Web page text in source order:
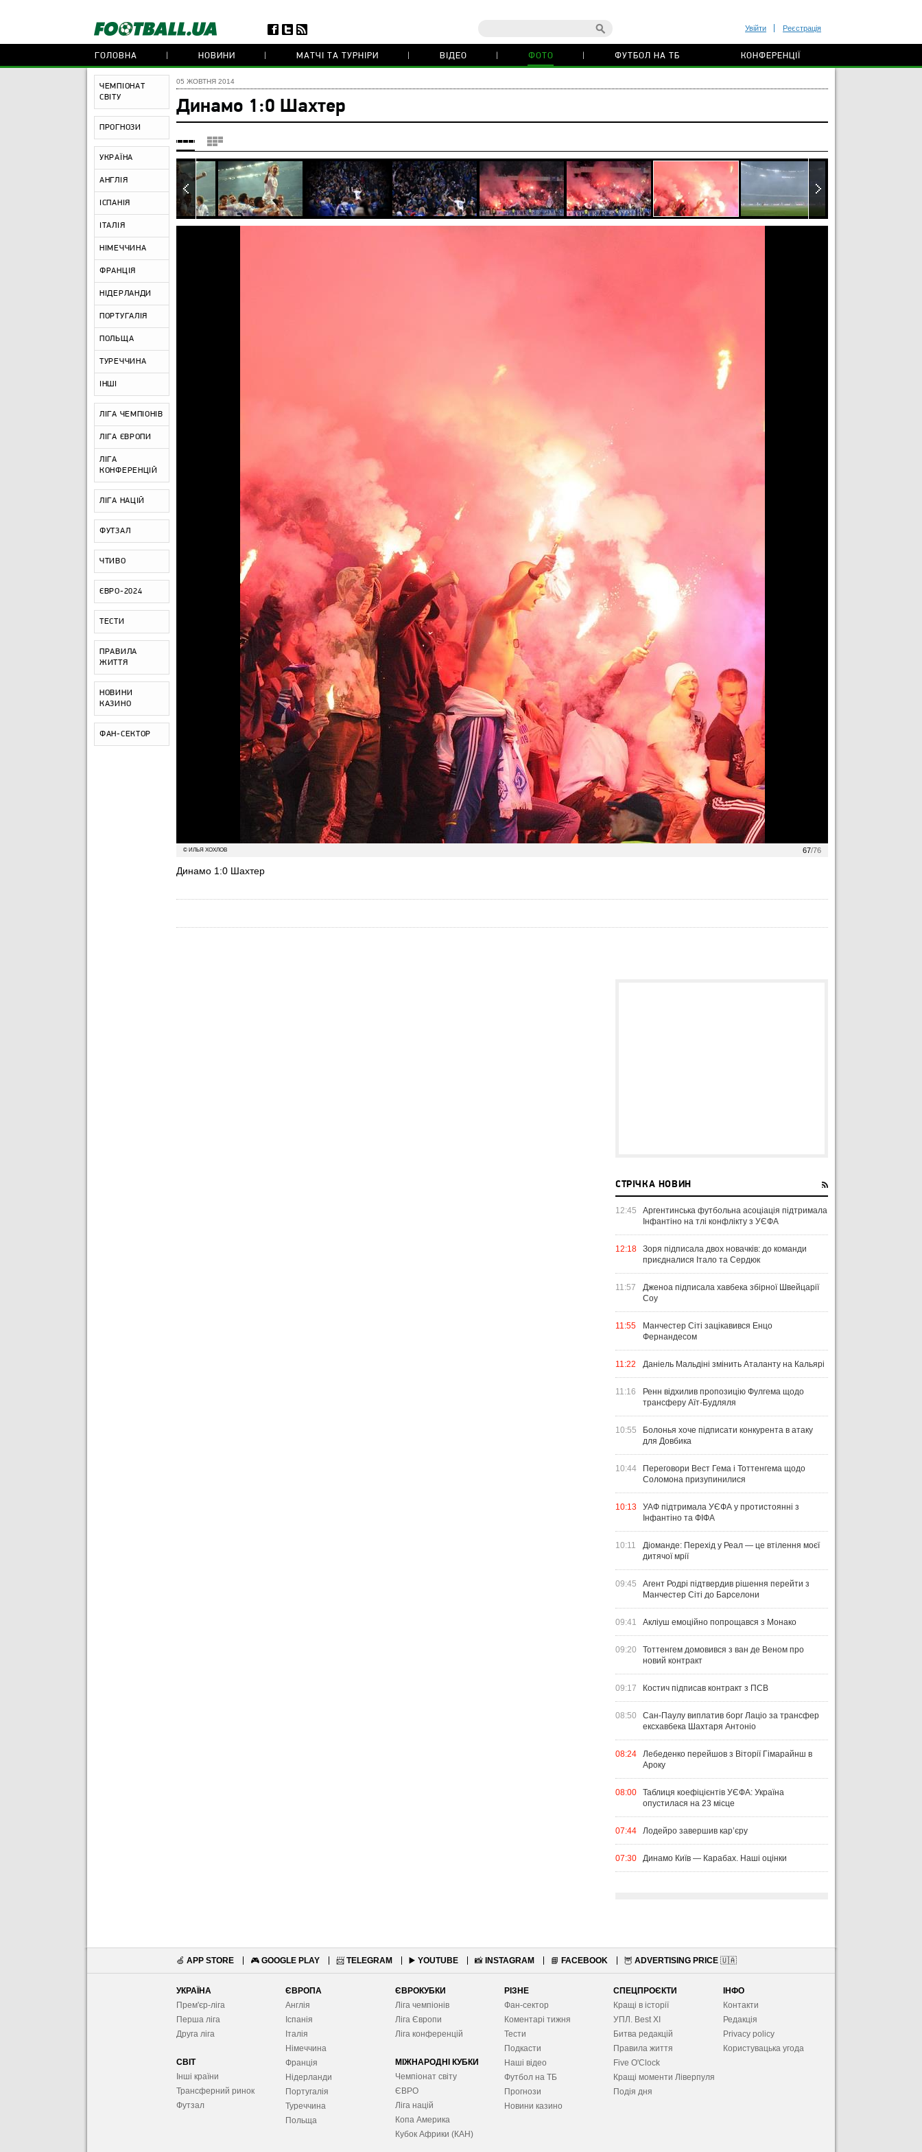
Увійти Реєстрація
ГОЛОВНА НОВИНИ МАТЧІ ТА ТУРНІРИ ВІДЕО ФОТО ФУТБОЛ НА ТБ КОНФЕРЕНЦІЇ
ЧЕМПІОНАТ
СВІТУ
ПРОГНОЗИ
УКРАЇНА
АНГЛІЯ
ІСПАНІЯ
ІТАЛІЯ
НІМЕЧЧИНА
ФРАНЦІЯ
НІДЕРЛАНДИ
ПОРТУГАЛІЯ
ПОЛЬЩА
ТУРЕЧЧИНА
ІНШІ
ЛІГА ЧЕМПІОНІВ
ЛІГА ЄВРОПИ
ЛІГА
КОНФЕРЕНЦІЙ
ЛІГА НАЦІЙ
ФУТЗАЛ
ЧТИВО
ЄВРО-2024
ТЕСТИ
ПРАВИЛА
ЖИТТЯ
НОВИНИ
КАЗИНО
ФАН-СЕКТОР
05 ЖОВТНЯ 2014
Динамо 1:0 Шахтер
67/76
© ИЛЬЯ ХОХЛОВ
Динамо 1:0 Шахтер
СТРІЧКА НОВИН
12:45
Аргентинська футбольна асоціація підтримала
Інфантіно на тлі конфлікту з УЄФА
12:18
Зоря підписала двох новачків: до команди
приєдналися Італо та Сердюк
11:57
Дженоа підписала хавбека збірної Швейцарії
Соу
11:55
Манчестер Сіті зацікавився Енцо
Фернандесом
11:22 Даніель Мальдіні змінить Аталанту на Кальярі
11:16
Ренн відхилив пропозицію Фулгема щодо
трансферу Аїт-Будляля
10:55
Болонья хоче підписати конкурента в атаку
для Довбика
10:44
Переговори Вест Гема і Тоттенгема щодо
Соломона призупинилися
10:13
УАФ підтримала УЄФА у протистоянні з
Інфантіно та ФІФА
10:11
Діоманде: Перехід у Реал — це втілення моєї
дитячої мрії
09:45
Агент Родрі підтвердив рішення перейти з
Манчестер Сіті до Барселони
09:41 Акліуш емоційно попрощався з Монако
09:20
Тоттенгем домовився з ван де Веном про
новий контракт
09:17 Костич підписав контракт з ПСВ
08:50
Сан-Паулу виплатив борг Лаціо за трансфер
ексхавбека Шахтаря Антоніо
08:24
Лебеденко перейшов з Віторії Гімарайнш в
Ароку
08:00
Таблиця коефіцієнтів УЄФА: Україна
опустилася на 23 місце
07:44 Лодейро завершив кар’єру
07:30 Динамо Київ — Карабах. Наші оцінки
🍏 APP STORE 🎮 GOOGLE PLAY 📨 TELEGRAM ▶️ YOUTUBE 📸 INSTAGRAM 📘 FACEBOOK 🦉 ADVERTISING PRICE 🇺🇦
УКРАЇНА
Прем'єр-ліга
Перша ліга
Друга ліга
СВІТ
Інші країни
Трансферний ринок
Футзал
ЄВРОПА
Англія
Іспанія
Італія
Німеччина
Франція
Нідерланди
Португалія
Туреччина
Польща
ЄВРОКУБКИ
Ліга чемпіонів
Ліга Європи
Ліга конференцій
МІЖНАРОДНІ КУБКИ
Чемпіонат світу
ЄВРО
Ліга націй
Копа Америка
Кубок Африки (КАН)
РІЗНЕ
Фан-сектор
Коментарі тижня
Тести
Подкасти
Наші відео
Футбол на ТБ
Прогнози
Новини казино
СПЕЦПРОЄКТИ
Кращі в історії
УПЛ. Best XІ
Битва редакцій
Правила життя
Five O'Clock
Кращі моменти Ліверпуля
Подія дня
ІНФО
Контакти
Редакція
Privacy policy
Користувацька угода